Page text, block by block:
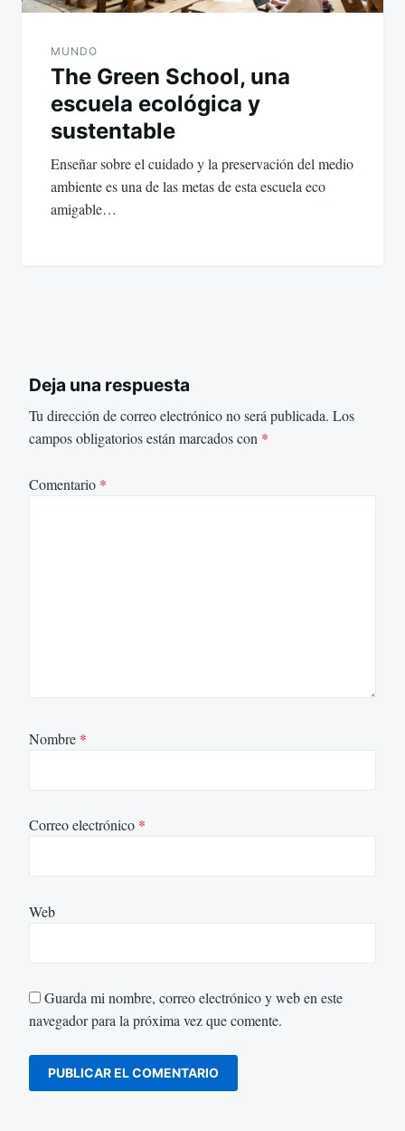
MUNDO
The Green School, una
escuela ecológica y
sustentable
Enseñar sobre el cuidado y la preservación del medio
ambiente es una de las metas de esta escuela eco
amigable…
Deja una respuesta
Tu dirección de correo electrónico no será publicada. Los
campos obligatorios están marcados con *
Comentario *
Nombre *
Correo electrónico *
Web
Guarda mi nombre, correo electrónico y web en este
navegador para la próxima vez que comente.